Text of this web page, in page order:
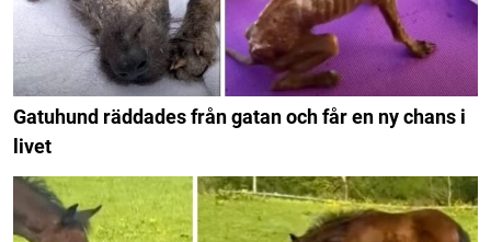
Gatuhund räddades från gatan och får en ny chans i
livet